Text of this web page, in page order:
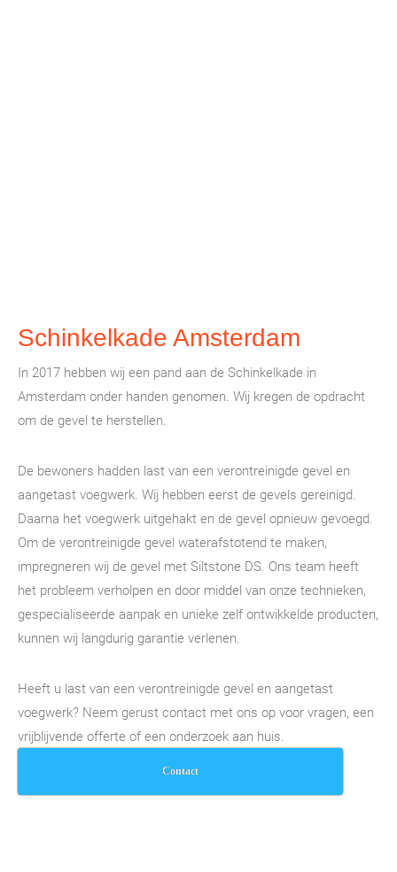
Schinkelkade Amsterdam
In 2017 hebben wij een pand aan de Schinkelkade in
Amsterdam onder handen genomen. Wij kregen de opdracht
om de gevel te herstellen.
De bewoners hadden last van een verontreinigde gevel en
aangetast voegwerk. Wij hebben eerst de gevels gereinigd.
Daarna het voegwerk uitgehakt en de gevel opnieuw gevoegd.
Om de verontreinigde gevel waterafstotend te maken,
impregneren wij de gevel met Siltstone DS. Ons team heeft
het probleem verholpen en door middel van onze technieken,
gespecialiseerde aanpak en unieke zelf ontwikkelde producten,
kunnen wij langdurig garantie verlenen.
Heeft u last van een verontreinigde gevel en aangetast
voegwerk? Neem gerust contact met ons op voor vragen, een
vrijblijvende offerte of een onderzoek aan huis.
Contact